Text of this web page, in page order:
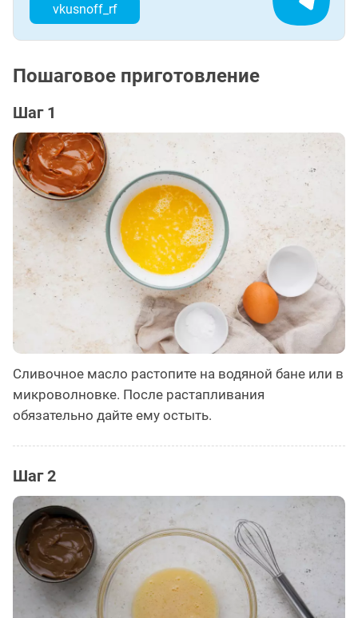
vkusnoff_rf
Пошаговое приготовление
Шаг 1
Сливочное масло растопите на водяной бане или в
микроволновке. После растапливания
обязательно дайте ему остыть.
Шаг 2